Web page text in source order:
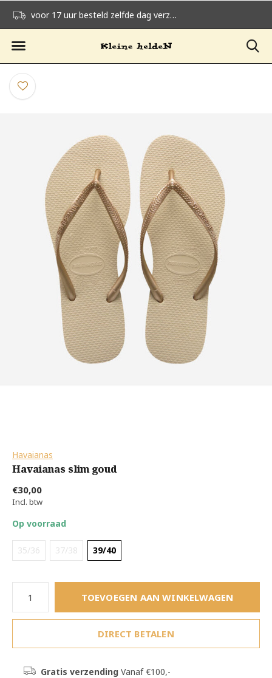
voor 17 uur besteld zelfde dag verzonden
Havaianas
Havaianas slim goud
€30,00
Incl. btw
Op voorraad
35/36 37/38 39/40
TOEVOEGEN AAN WINKELWAGEN
DIRECT BETALEN
Gratis verzendingVanaf €100,-